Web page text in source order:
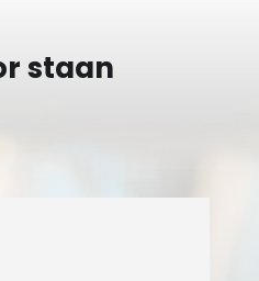
staan